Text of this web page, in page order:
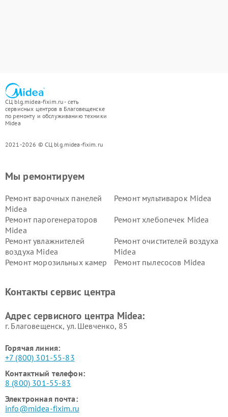
СЦ blg.midea-fixim.ru - сеть
сервисных центров в Благовещенске
по ремонту и обслуживанию техники
Midea
2021-2026 © СЦ blg.midea-fixim.ru
Мы ремонтируем
Ремонт варочных панелей
Midea
Ремонт мультиварок Midea
Ремонт парогенераторов
Midea
Ремонт хлебопечек Midea
Ремонт увлажнителей
воздуха Midea
Ремонт очистителей воздуха
Midea
Ремонт морозильных камер
Ремонт пылесосов Midea
пылесосов Midea
Midea
Контакты сервис центра
Адрес сервисного центра Midea:
г. Благовещенск, ул. Шевченко, 85
Горячая линия:
+7 (800) 301-55-83
Контактный телефон:
8 (800) 301-55-83
Электронная почта:
info@midea-fixim.ru